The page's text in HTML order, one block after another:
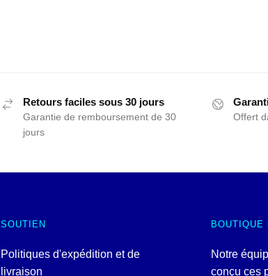
Retours faciles sous 30 jours
Garantie de remboursement de 30
jours
Offert
SOUTIEN
Politiques d'expédition et de
livraison
BOUTIQUE
Notre
conçu ces